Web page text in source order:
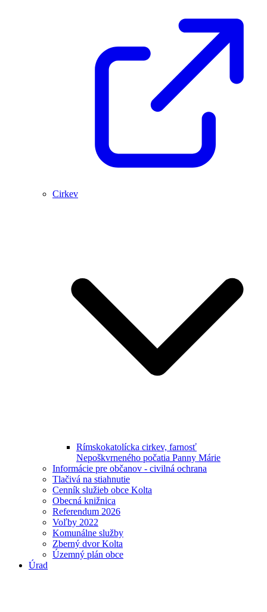
Cirkev
Rímskokatolícka cirkev, farnosť
Nepoškvrneného počatia Panny Márie
Informácie pre občanov - civilná ochrana
Tlačivá na stiahnutie
Cenník služieb obce Kolta
Obecná knižnica
Referendum 2026
Voľby 2022
Komunálne služby
Zberný dvor Kolta
Územný plán obce
Úrad